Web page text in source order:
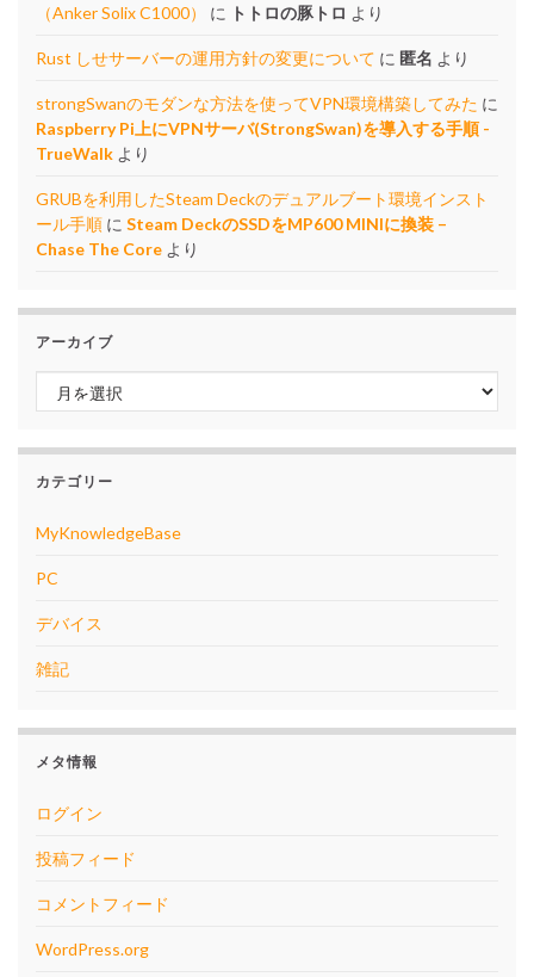
（Anker Solix C1000）
に トトロの豚トロ より
Rust しせサーバーの運用方針の変更について に 匿名 より
strongSwanのモダンな方法を使ってVPN環境構築してみた に
Raspberry Pi上にVPNサーバ(StrongSwan)を導入する手順 -
TrueWalk より
GRUBを利用したSteam Deckのデュアルブート環境インスト
ール手順 に Steam DeckのSSDをMP600 MINIに換装 –
Chase The Core より
アーカイブ
アーカイブ
カテゴリー
MyKnowledgeBase
PC
デバイス
雑記
メタ情報
ログイン
投稿フィード
コメントフィード
WordPress.org